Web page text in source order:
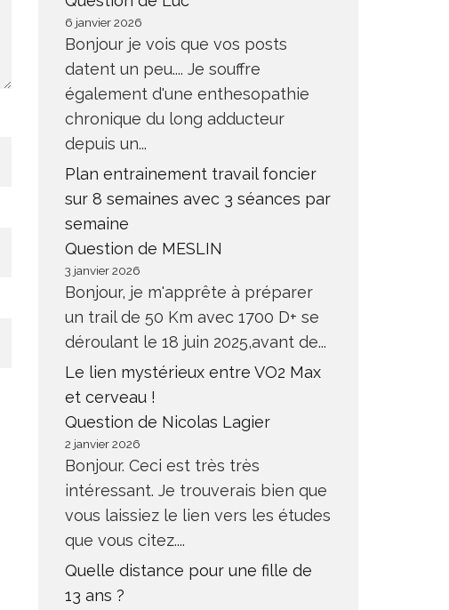
6 janvier 2026
Bonjour je vois que vos posts
datent un peu.... Je souffre
également d'une enthesopathie
chronique du long adducteur
depuis un...
Plan entrainement travail foncier
sur 8 semaines avec 3 séances par
semaine
Question de MESLIN
3 janvier 2026
Bonjour, je m'apprête à préparer
un trail de 50 Km avec 1700 D+ se
déroulant le 18 juin 2025,avant de...
Le lien mystérieux entre VO2 Max
et cerveau !
Question de Nicolas Lagier
2 janvier 2026
Bonjour. Ceci est très très
intéressant. Je trouverais bien que
vous laissiez le lien vers les études
que vous citez....
Quelle distance pour une fille de
13 ans ?